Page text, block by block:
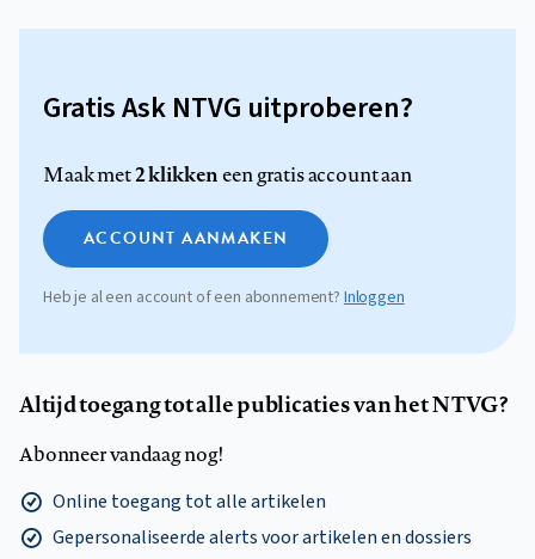
Gratis Ask NTVG uitproberen?
Maak met2 klikkeneen gratis account aan
ACCOUNT AANMAKEN
Heb je al een account of een abonnement?Inloggen
Altijd toegang tot alle publicaties van het NTVG?
Abonneer vandaag nog!
Online toegang tot alle artikelen
Gepersonaliseerde alerts voor artikelen en dossiers